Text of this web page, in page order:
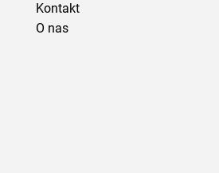
Kontakt
O nas